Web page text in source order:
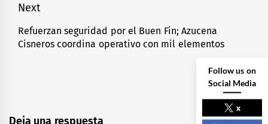
Next
Next
post:
Refuerzan seguridad por el Buen Fin; Azucena
Cisneros coordina operativo con mil elementos
Deja una respuesta
Follow us on
Social Media
x